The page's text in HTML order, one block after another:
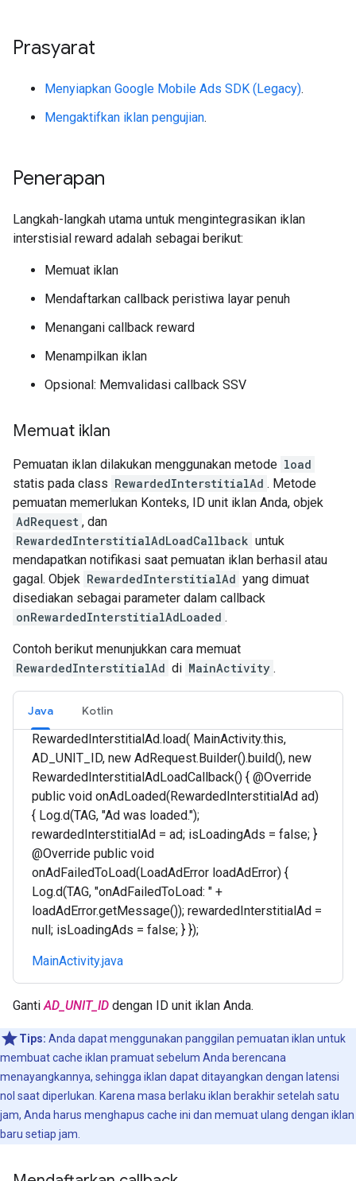
Prasyarat
Menyiapkan Google Mobile Ads SDK (Legacy).
Mengaktifkan iklan pengujian.
Penerapan
Langkah-langkah utama untuk mengintegrasikan iklan
interstisial reward adalah sebagai berikut:
Memuat iklan
Mendaftarkan callback peristiwa layar penuh
Menangani callback reward
Menampilkan iklan
Opsional: Memvalidasi callback SSV
Memuat iklan
Pemuatan iklan dilakukan menggunakan metode load
statis pada class RewardedInterstitialAd . Metode
pemuatan memerlukan Konteks, ID unit iklan Anda, objek
AdRequest , dan
RewardedInterstitialAdLoadCallback untuk
mendapatkan notifikasi saat pemuatan iklan berhasil atau
gagal. Objek RewardedInterstitialAd yang dimuat
disediakan sebagai parameter dalam callback
onRewardedInterstitialAdLoaded .
Contoh berikut menunjukkan cara memuat
RewardedInterstitialAd di MainActivity .
Java Kotlin
RewardedInterstitialAd.load( MainActivity.this,
AD_UNIT_ID, new AdRequest.Builder().build(), new
RewardedInterstitialAdLoadCallback() { @Override
public void onAdLoaded(RewardedInterstitialAd ad)
{ Log.d(TAG, "Ad was loaded.");
rewardedInterstitialAd = ad; isLoadingAds = false; }
@Override public void
onAdFailedToLoad(LoadAdError loadAdError) {
Log.d(TAG, "onAdFailedToLoad: " +
loadAdError.getMessage()); rewardedInterstitialAd =
null; isLoadingAds = false; } });
MainActivity.java
GantiAD_UNIT_ID dengan ID unit iklan Anda.
Tips: Anda dapat menggunakan panggilan pemuatan iklan untuk
membuat cache iklan pramuat sebelum Anda berencana
menayangkannya, sehingga iklan dapat ditayangkan dengan latensi
nol saat diperlukan. Karena masa berlaku iklan berakhir setelah satu
jam, Anda harus menghapus cache ini dan memuat ulang dengan iklan
baru setiap jam.